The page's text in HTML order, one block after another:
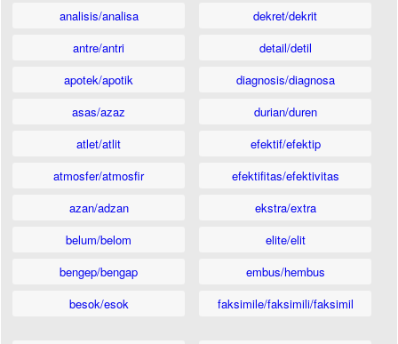
analisis/analisa
antre/antri
apotek/apotik
asas/azaz
atlet/atlit
atmosfer/atmosfir
azan/adzan
belum/belom
bengep/bengap
besok/esok
dekret/dekrit
detail/detil
diagnosis/diagnosa
durian/duren
efektif/efektip
efektifitas/efektivitas
ekstra/extra
elite/elit
embus/hembus
faksimile/faksimili/faksimil